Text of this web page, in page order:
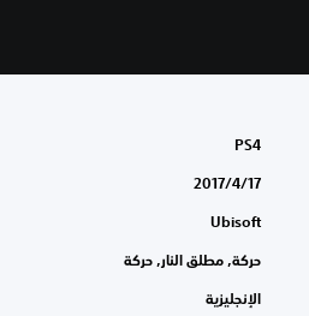
PS4
17‏/4‏/2017
Ubisoft
حركة, مطلق النار, حركة
الإنجليزية